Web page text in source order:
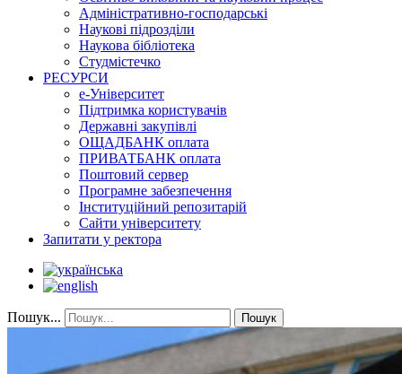
Адміністративно-господарські
Наукові підрозділи
Наукова бібліотека
Студмістечко
РЕСУРСИ
е-Університет
Підтримка користувачів
Державні закупівлі
ОЩАДБАНК оплата
ПРИВАТБАНК оплата
Поштовий сервер
Програмне забезпечення
Інституційний репозитарій
Сайти університету
Запитати у ректора
Пошук... Пошук